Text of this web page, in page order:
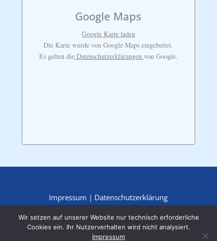
Google Maps
Google Karte laden
Die Karte wurde von Google Maps eingebettet.
Es gelten dieDatenschutzerklärungen von Google.
Impressum | Datenschutzerklärung
Wir setzen auf unserer Website nur technisch erforderliche
Cookies ein. Ihr Nutzerverhalten wird nicht analysiert.
Impressum